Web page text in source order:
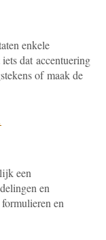
enkele
dat accentuering
of maak de
een
en
en